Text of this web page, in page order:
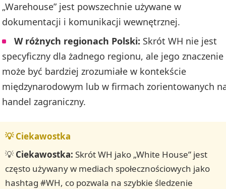
„Warehouse” jest powszechnie używane w
dokumentacji i komunikacji wewnętrznej.
W różnych regionach Polski: Skrót WH nie jest
specyficzny dla żadnego regionu, ale jego znaczenie
może być bardziej zrozumiałe w kontekście
międzynarodowym lub w firmach zorientowanych
handel zagraniczny.
💡 Ciekawostka: Skrót WH jako „White House” jest
często używany w mediach społecznościowych jako
hashtag #WH, co pozwala na szybkie śledzenie